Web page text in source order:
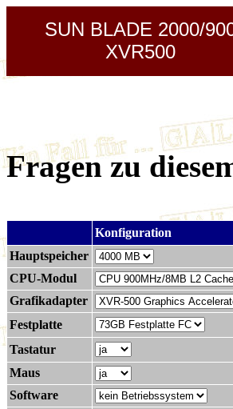
SUN BLADE 2000/
XVR500
Fragen zu
Konfiguration
Hauptspeicher
CPU-Modul
Grafikadapter
Festplatte
Tastatur
Maus
Software